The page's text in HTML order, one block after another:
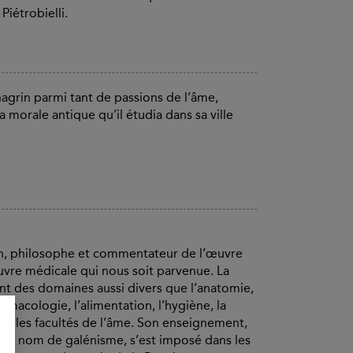
parmi tant de passions de l’âme,
morale antique qu’il étudia dans sa ville
philosophe et commentateur de l’œuvre
médicale qui nous soit parvenue. La
des domaines aussi divers que l’anatomie,
l’alimentation, l’hygiène, la
les facultés de l’âme. Son enseignement,
nom de galénisme, s’est imposé dans les